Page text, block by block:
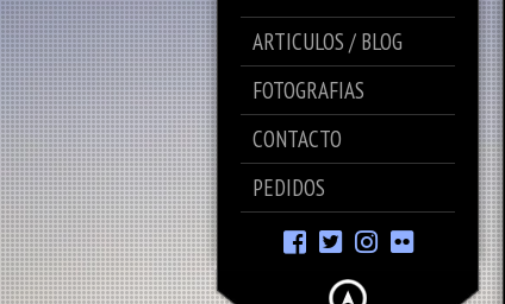
ARTICULOS / BLOG
FOTOGRAFIAS
CONTACTO
PEDIDOS